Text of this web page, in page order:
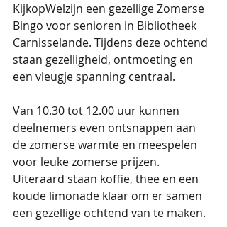
KijkopWelzijn een gezellige Zomerse
Bingo voor senioren in Bibliotheek
Carnisselande. Tijdens deze ochtend
staan gezelligheid, ontmoeting en
een vleugje spanning centraal.
Van 10.30 tot 12.00 uur kunnen
deelnemers even ontsnappen aan
de zomerse warmte en meespelen
voor leuke zomerse prijzen.
Uiteraard staan koffie, thee en een
koude limonade klaar om er samen
een gezellige ochtend van te maken.